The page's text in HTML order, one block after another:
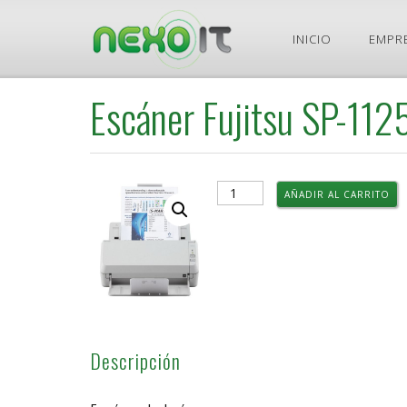
INICIO
Escáner Fujitsu SP-
Escáner
Fujitsu
AÑADIR AL CARRITO
Descripción